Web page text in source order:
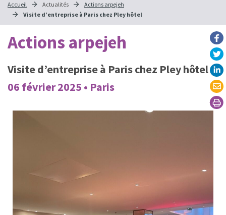
Accueil Actualités
Actions arpejeh
Visite d’entreprise à Paris chez Pley hôtel
Actions arpejeh
Visite d’entreprise à Paris chez Pley hôtel
06 février 2025 • Paris